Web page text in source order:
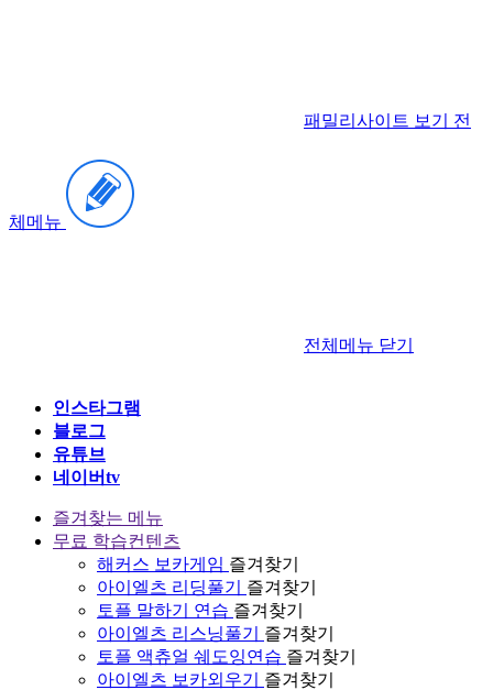
패밀리사이트 보기 전
체메뉴
전체메뉴 닫기
인스타그램
블로그
유튜브
네이버tv
즐겨찾는 메뉴
무료 학습컨텐츠
해커스 보카게임 즐겨찾기
아이엘츠 리딩풀기
즐겨찾기
토플 말하기 연습 즐겨찾기
아이엘츠 리스닝풀기
즐겨찾기
토플 액츄얼 쉐도잉연습 즐겨찾기
아이엘츠 보카외우기
즐겨찾기